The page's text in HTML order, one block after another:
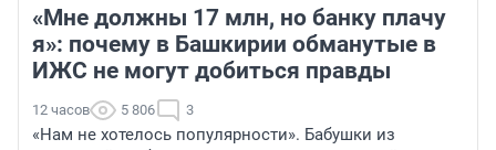
«Мне должны 17 млн, но банку плачу
я»: почему в Башкирии обманутые в
ИЖС не могут добиться правды
12 часов 5 806 3
«Нам не хотелось популярности». Бабушки из